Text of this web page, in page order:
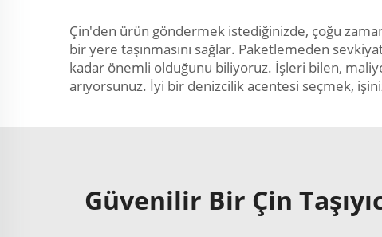
Çin'den ürün göndermek istediğinizde, çoğu
bir yere taşınmasını sağlar. Paketlemeden
kadar önemli olduğunu biliyoruz. İşleri bilen,
arıyorsunuz. İyi bir denizcilik acentesi seçmek,
Güvenilir Bir Çin